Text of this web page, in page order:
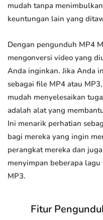
mudah tanpa
keuntungan lain yang
Dengan pengunduh MP4
mengonversi video yang
Anda inginkan. Jika Anda
sebagai file MP4 atau
mudah menyelesaikan
adalah alat yang
Ini menarik perhatian
bagi mereka yang ingin
perangkat mereka dan
menyimpan beberapa
MP3.
Fitur